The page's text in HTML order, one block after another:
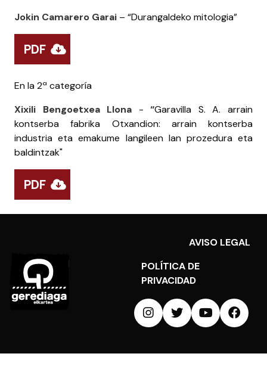
Jokin Camarero Garai – “Durangaldeko mitologia”
PDF
En la 2ª categoría
Xixili Bengoetxea Llona -“Garavilla S. A. arrain
kontserba fabrika Otxandion: arrain kontserba
industria eta emakume langileen lan prozedura eta
baldintzak"
PDF
AVISO LEGAL
POLÍTICA DE
PRIVACIDAD